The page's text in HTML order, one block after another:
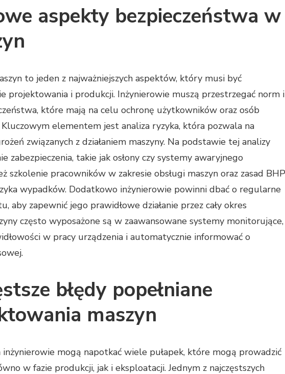
aspekty bezpieczeństwa w
to jeden z najważniejszych aspektów, który musi być
projektowania i produkcji. Inżynierowie muszą przestrzegać norm i
które mają na celu ochronę użytkowników oraz osób
elementem jest analiza ryzyka, która pozwala na
związanych z działaniem maszyny. Na podstawie tej analizy
zabezpieczenia, takie jak osłony czy systemy awaryjnego
szkolenie pracowników w zakresie obsługi maszyn oraz zasad
wypadków. Dodatkowo inżynierowie powinni dbać o regularne
aby zapewnić jego prawidłowe działanie przez cały okres
często wyposażone są w zaawansowane systemy monitorujące,
w pracy urządzenia i automatycznie informować o
błędy popełniane
maszyn
inżynierowie mogą napotkać wiele pułapek, które mogą prowadzić
w fazie produkcji, jak i eksploatacji. Jednym z najczęstszych